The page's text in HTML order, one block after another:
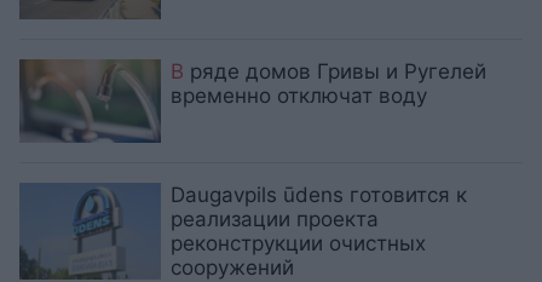
В ряде домов Гривы и Ругелей
временно отключат воду
Daugavpils ūdens готовится к
реализации проекта
реконструкции очистных
сооружений